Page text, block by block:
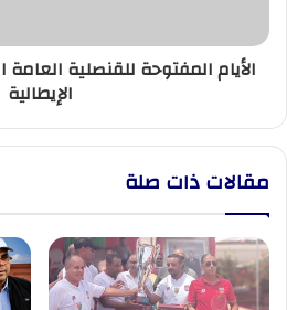
الأيام المفتوحة للقنصلية العامة
الإيطالية
مقالات ذات صلة